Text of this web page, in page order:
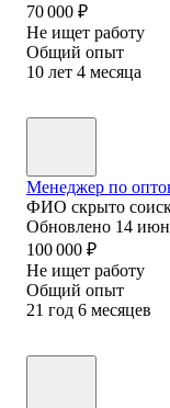
70 000 ₽
Не ищет работу
Общий опыт
10 лет 4 месяца
Менеджер по
ФИО скрыто
Обновлено 14
100 000 ₽
Не ищет работу
Общий опыт
21 год 6 месяцев